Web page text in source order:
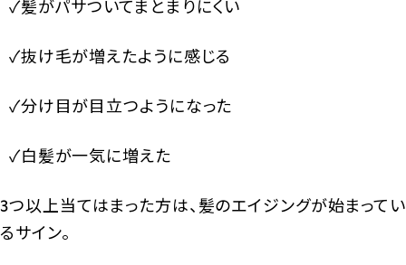
✓髪がパサついてまとまりにくい
✓抜け毛が増えたように感じる
✓分け目が目立つようになった
✓白髪が一気に増えた
3つ以上当てはまった方は、髪のエイジングが始まってい
るサイン。